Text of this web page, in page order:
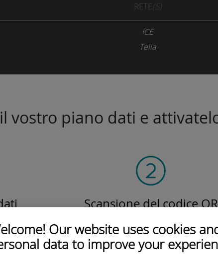
Our website uses cookies
data to improve your
RETE(S)
ICE
Telia
vostro piano dati e
Scansione del codice QR
installare la eSIM Ubigi.
Semplice!